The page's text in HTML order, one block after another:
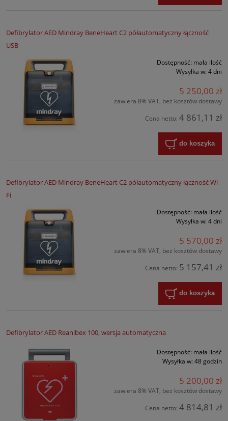
Defibrylator AED Mindray BeneHeart C2 półautomatyczny łączność
USB
Dostępność: mała ilość
Wysyłka w: 4 dni
5 250,00 zł
zawiera 8% VAT, bez kosztów dostawy
Cena netto: 4 861,11 zł
do koszyka
Defibrylator AED Mindray BeneHeart C2 półautomatyczny łączność Wi-
Fi
Dostępność: mała ilość
Wysyłka w: 4 dni
5 570,00 zł
zawiera 8% VAT, bez kosztów dostawy
Cena netto: 5 157,41 zł
do koszyka
Defibrylator AED Reanibex 100, wersja automatyczna
Dostępność: mała ilość
Wysyłka w: 48 godzin
5 200,00 zł
zawiera 8% VAT, bez kosztów dostawy
Cena netto: 4 814,81 zł